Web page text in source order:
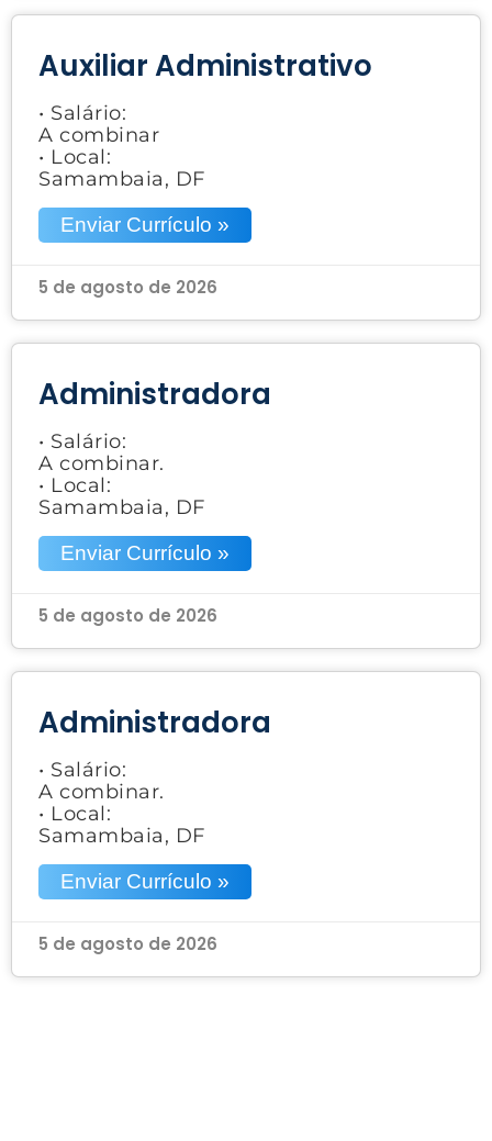
Auxiliar Administrativo
• Salário:
A combinar
• Local:
Samambaia, DF
Enviar Currículo »
5 de agosto de 2026
Administradora
• Salário:
A combinar.
• Local:
Samambaia, DF
Enviar Currículo »
5 de agosto de 2026
Administradora
• Salário:
A combinar.
• Local:
Samambaia, DF
Enviar Currículo »
5 de agosto de 2026